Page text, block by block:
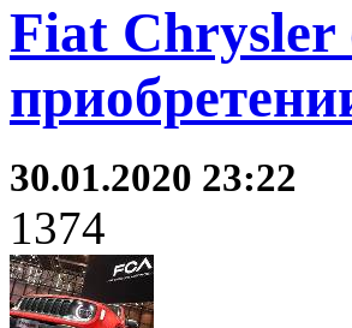
Fiat Chrysler
30.01.2020 23:22
1374